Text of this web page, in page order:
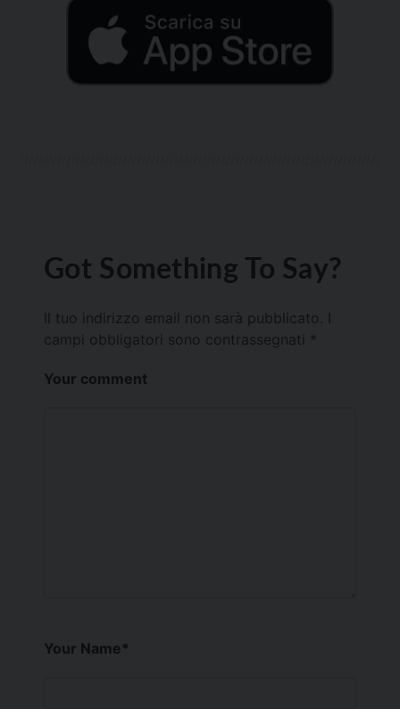
Got Something To Say?
Il tuo indirizzo email non sarà pubblicato.
campi obbligatori sono contrassegnati *
Your comment
Your Name*